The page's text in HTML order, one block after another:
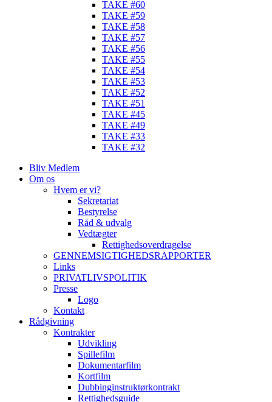
TAKE #60
TAKE #59
TAKE #58
TAKE #57
TAKE #56
TAKE #55
TAKE #54
TAKE #53
TAKE #52
TAKE #51
TAKE #45
TAKE #49
TAKE #33
TAKE #32
Bliv Medlem
Om os
Hvem er vi?
Sekretariat
Bestyrelse
Råd & udvalg
Vedtægter
Rettighedsoverdragelse
GENNEMSIGTIGHEDSRAPPORTER
Links
PRIVATLIVSPOLITIK
Presse
Logo
Kontakt
Rådgivning
Kontrakter
Udvikling
Spillefilm
Dokumentarfilm
Kortfilm
Dubbinginstruktørkontrakt
Rettighedsguide